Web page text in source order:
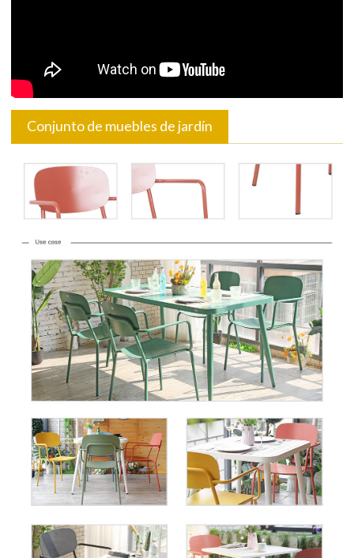
Conjunto de muebles de jardín